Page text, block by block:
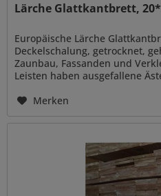
Lärche Glattkantbrett,
Europäische Lärche
Deckelschalung, getrocknet,
Zaunbau, Fassanden und
Leisten haben ausgefallene
Merken